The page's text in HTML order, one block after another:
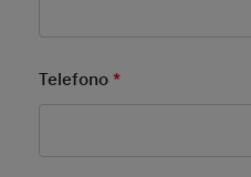
Telefono *Mandatory Field